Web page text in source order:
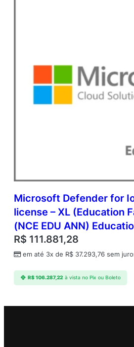
Microsoft Defender for
license – XL (Education
(NCE EDU ANN)
R$ 111.881,28
em até 3x de R$ 37.293,76 sem
R$106.287,22 à vista no Pix ou Boleto